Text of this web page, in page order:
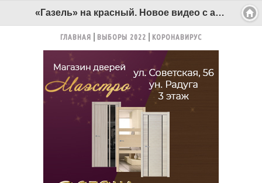
«Газель» на красный. Новое видео с авторегистратора - Беломорканал Северодвинск tv29.ru
ГЛАВНАЯ ВЫБОРЫ 2022 КОРОНАВИРУС